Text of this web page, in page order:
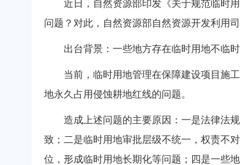
近日，自然资源部印发《关于规范临时用
问题？对此，自然资源部自然资源开发利用
出台背景：一些地方存在临时用地不临时
当前，临时用地管理在保障建设项目施工
地永久占用侵蚀耕地红线的问题。
造成上述问题的主要原因：一是法律法规
致；二是临时用地审批层级不统一，权责不
位，形成临时用地长期化等问题；四是一些